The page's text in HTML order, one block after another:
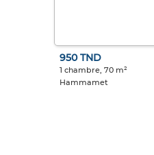
950 TND
1 chambre, 70 m²
Hammamet